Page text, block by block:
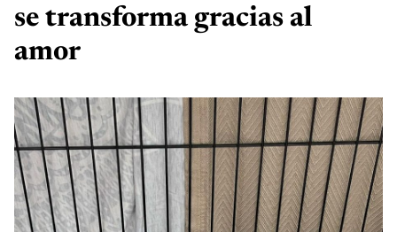
se transforma gracias al
amor